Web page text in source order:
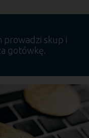
prowadzi skup i
gotówkę.